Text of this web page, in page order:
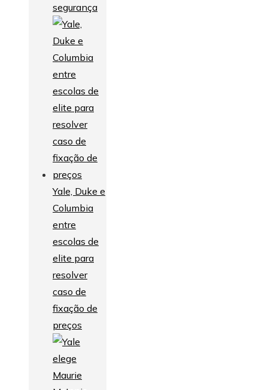
segurança
Yale, Duke e
Columbia
entre
escolas de
elite para
resolver
caso de
fixação de
preços